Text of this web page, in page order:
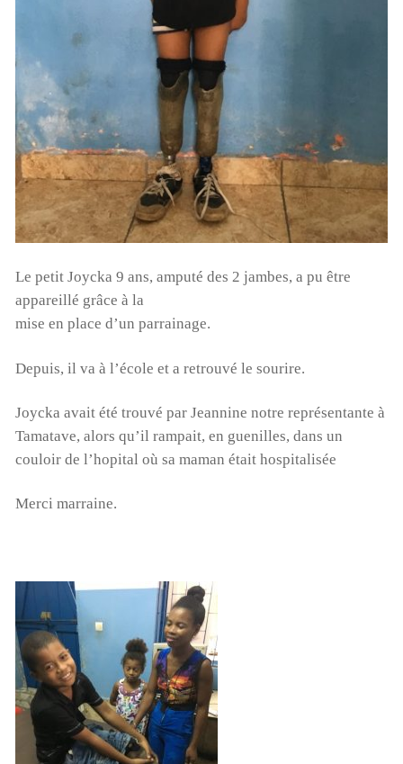
Le petit Joycka 9 ans, amputé des 2 jambes, a pu être
appareillé grâce à la
mise en place d’un parrainage.
Depuis, il va à l’école et a retrouvé le sourire.
Joycka avait été trouvé par Jeannine notre représentante à
Tamatave, alors qu’il rampait, en guenilles, dans un
couloir de l’hopital où sa maman était hospitalisée
Merci marraine.